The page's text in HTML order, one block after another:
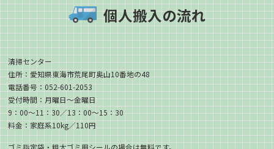
個人搬入の流れ
清掃センター
住所：愛知県東海市荒尾町奥山10番地の48
電話番号：052-601-2053
受付時間：月曜日～金曜日
9：00〜11：30／13：00〜15：30
料金：家庭系10kg／110円
ゴミ指定袋・粗大ゴミ用シールの場合は無料です。